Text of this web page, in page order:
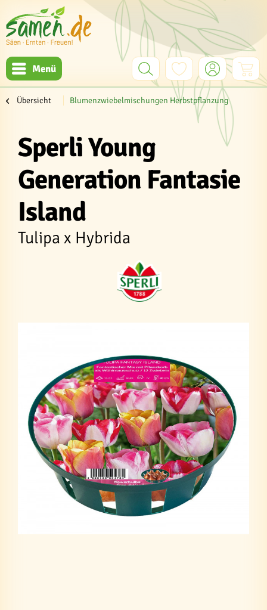
Menü
Übersicht Blumenzwiebelmischungen Herbstpflanzung
Sperli Young
Generation Fantasie
Island
Tulipa x Hybrida